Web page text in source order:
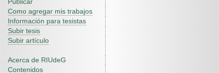
Como agregar mis trabajos
Información para tesistas
Subir tesis
Subir artículo
Acerca de RIUdeG
Contenidos